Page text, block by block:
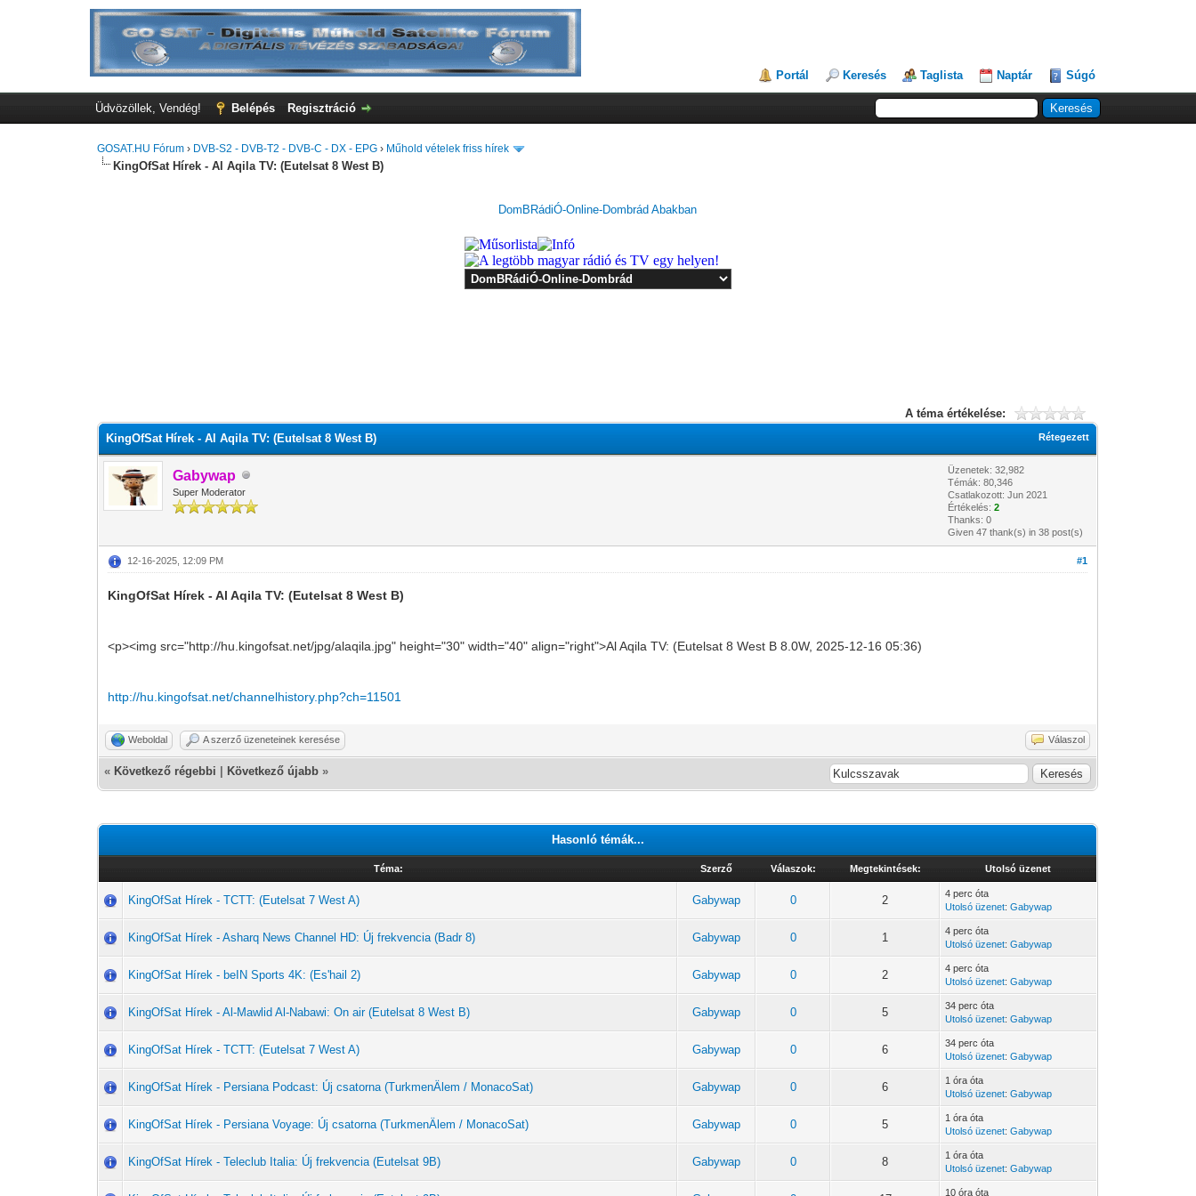
Portál Keresés Taglista Naptár Súgó
Üdvözöllek, Vendég! Belépés Regisztráció
GOSAT.HU Fórum › DVB-S2 - DVB-T2 - DVB-C - DX - EPG › Műhold vételek friss hírek
KingOfSat Hírek - Al Aqila TV: (Eutelsat 8 West B)
DomBRádiÓ-Online-Dombrád Abakban
A téma értékelése:
Rétegezett
KingOfSat Hírek - Al Aqila TV: (Eutelsat 8 West B)
Gabywap
Super Moderator
Üzenetek: 32,982
Témák: 80,346
Csatlakozott: Jun 2021
Értékelés:2
Thanks: 0
Given 47 thank(s) in 38 post(s)
#1
12-16-2025, 12:09 PM
KingOfSat Hírek - Al Aqila TV: (Eutelsat 8 West B)
<p><img src="http://hu.kingofsat.net/jpg/alaqila.jpg" height="30" width="40" align="right">Al Aqila TV: (Eutelsat 8 West B 8.0W, 2025-12-16 05:36)
http://hu.kingofsat.net/channelhistory.php?ch=11501
Weboldal A szerző üzeneteinek keresése Válaszol
« Következő régebbi Következő újabb »
Hasonló témák...
Téma: Szerző Válaszok: Megtekintések: Utolsó üzenet
KingOfSat Hírek - TCTT: (Eutelsat 7 West A) Gabywap 0 2
4 perc óta
Utolsó üzenet:Gabywap
KingOfSat Hírek - Asharq News Channel HD: Új frekvencia (Badr 8) Gabywap 0 1
4 perc óta
Utolsó üzenet:Gabywap
KingOfSat Hírek - beIN Sports 4K: (Es'hail 2) Gabywap 0 2
4 perc óta
Utolsó üzenet:Gabywap
KingOfSat Hírek - Al-Mawlid Al-Nabawi: On air (Eutelsat 8 West B) Gabywap 0 5
34 perc óta
Utolsó üzenet:Gabywap
KingOfSat Hírek - TCTT: (Eutelsat 7 West A) Gabywap 0 6
34 perc óta
Utolsó üzenet:Gabywap
KingOfSat Hírek - Persiana Podcast: Új csatorna (TurkmenÄlem / MonacoSat) Gabywap 0 6
1 óra óta
Utolsó üzenet:Gabywap
KingOfSat Hírek - Persiana Voyage: Új csatorna (TurkmenÄlem / MonacoSat) Gabywap 0 5
1 óra óta
Utolsó üzenet:Gabywap
KingOfSat Hírek - Teleclub Italia: Új frekvencia (Eutelsat 9B) Gabywap 0 8
1 óra óta
Utolsó üzenet:Gabywap
10 óra óta